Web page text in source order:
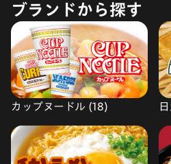
ブランドから探す
カップヌードル (18)